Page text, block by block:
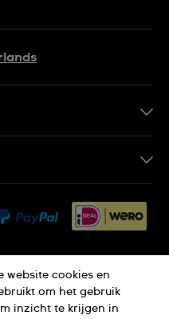
website cookies en
om het gebruik
inzicht te krijgen in